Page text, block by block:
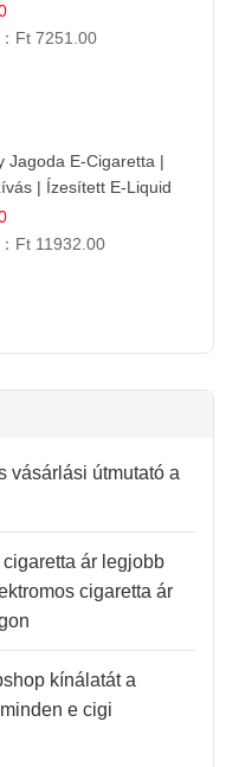
Ft 7251.00
Jagoda E-Cigaretta |
| Ízesített E-Liquid
Ft 11932.00
vásárlási útmutató a
ár legjobb
cigaretta ár
kínálatát a
e cigi